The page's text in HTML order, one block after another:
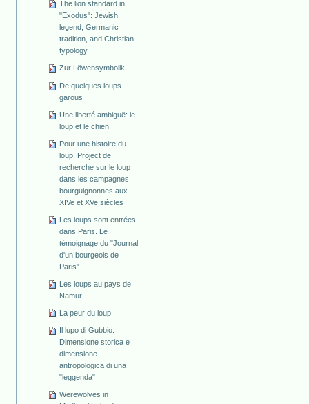
The lion standard in
"Exodus": Jewish
legend, Germanic
tradition, and Christian
typology
Zur Löwensymbolik
De quelques loups-
garous
Une liberté ambiguë: le
loup et le chien
Pour une histoire du
loup. Project de
recherche sur le loup
dans les campagnes
bourguignonnes aux
XIVe et XVe siècles
Les loups sont entrées
dans Paris. Le
témoignage du "Journal
d'un bourgeois de
Paris"
Les loups au pays de
Namur
La peur du loup
Il lupo di Gubbio.
Dimensione storica e
dimensione
antropologica di una
"leggenda"
Werewolves in